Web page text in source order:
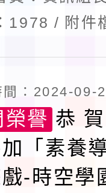
1978
附件
間：2024-09-
榮譽 恭
「素養
-時空學